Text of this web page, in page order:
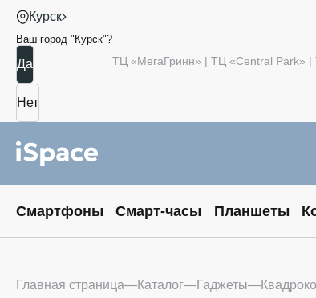
Курск
Ваш город " Курск"?
ТЦ «МегаГринн» | ТЦ «Central Park» |
Смартфоны Смарт-часы Планшеты
Главная страница Каталог Гаджеты